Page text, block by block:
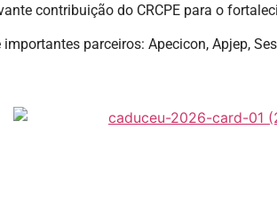
contribuição do CRCPE para o
parceiros: Apecicon, Apjep,